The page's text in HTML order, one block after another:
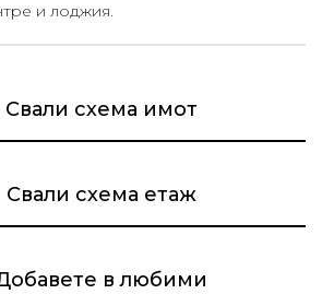
и лоджия.
Свали схема имот
Свали схема етаж
в любими